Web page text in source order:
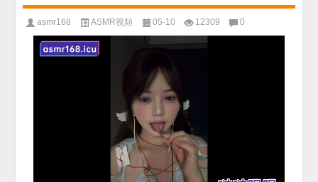
asmr168 ASMR視頻 05-10 12309 0